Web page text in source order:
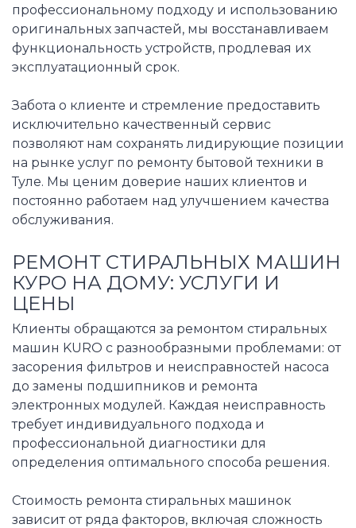
профессиональному подходу и использованию
оригинальных запчастей, мы восстанавливаем
функциональность устройств, продлевая их
эксплуатационный срок.
Забота о клиенте и стремление предоставить
исключительно качественный сервис
позволяют нам сохранять лидирующие позиции
на рынке услуг по ремонту бытовой техники в
Туле. Мы ценим доверие наших клиентов и
постоянно работаем над улучшением качества
обслуживания.
РЕМОНТ СТИРАЛЬНЫХ МАШИН
КУРО НА ДОМУ: УСЛУГИ И
ЦЕНЫ
Клиенты обращаются за ремонтом стиральных
машин KURO с разнообразными проблемами: от
засорения фильтров и неисправностей насоса
до замены подшипников и ремонта
электронных модулей. Каждая неисправность
требует индивидуального подхода и
профессиональной диагностики для
определения оптимального способа решения.
Стоимость ремонта стиральных машинок
зависит от ряда факторов, включая сложность